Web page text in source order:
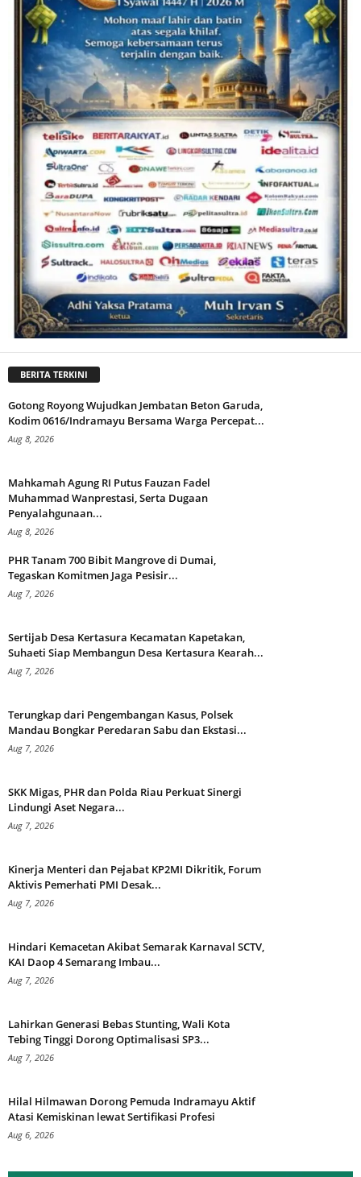
BERITA TERKINI
Gotong Royong Wujudkan Jembatan Beton Garuda,
Kodim 0616/Indramayu Bersama Warga Percepat...
Aug 8, 2026
Mahkamah Agung RI Putus Fauzan Fadel
Muhammad Wanprestasi, Serta Dugaan
Penyalahgunaan...
Aug 8, 2026
PHR Tanam 700 Bibit Mangrove di Dumai,
Tegaskan Komitmen Jaga Pesisir...
Aug 7, 2026
Sertijab Desa Kertasura Kecamatan Kapetakan,
Suhaeti Siap Membangun Desa Kertasura Kearah...
Aug 7, 2026
Terungkap dari Pengembangan Kasus, Polsek
Mandau Bongkar Peredaran Sabu dan Ekstasi...
Aug 7, 2026
SKK Migas, PHR dan Polda Riau Perkuat Sinergi
Lindungi Aset Negara...
Aug 7, 2026
Kinerja Menteri dan Pejabat KP2MI Dikritik, Forum
Aktivis Pemerhati PMI Desak...
Aug 7, 2026
Hindari Kemacetan Akibat Semarak Karnaval SCTV,
KAI Daop 4 Semarang Imbau...
Aug 7, 2026
Lahirkan Generasi Bebas Stunting, Wali Kota
Tebing Tinggi Dorong Optimalisasi SP3...
Aug 7, 2026
Hilal Hilmawan Dorong Pemuda Indramayu Aktif
Atasi Kemiskinan lewat Sertifikasi Profesi
Aug 6, 2026